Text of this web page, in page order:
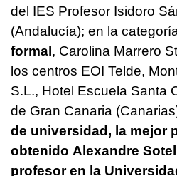
del IES Profesor Isidoro
(Andalucía); en la
formal , Carolina Marrero
los centros EOI Telde,
S.L., Hotel Escuela Santa
de Gran Canaria
de universidad, la mejor
obtenido Alexandre
profesor en la